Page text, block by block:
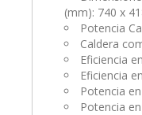
(mm): 740 x
Potencia
Caldera
Eficiencia
Eficiencia
Potencia
Potencia